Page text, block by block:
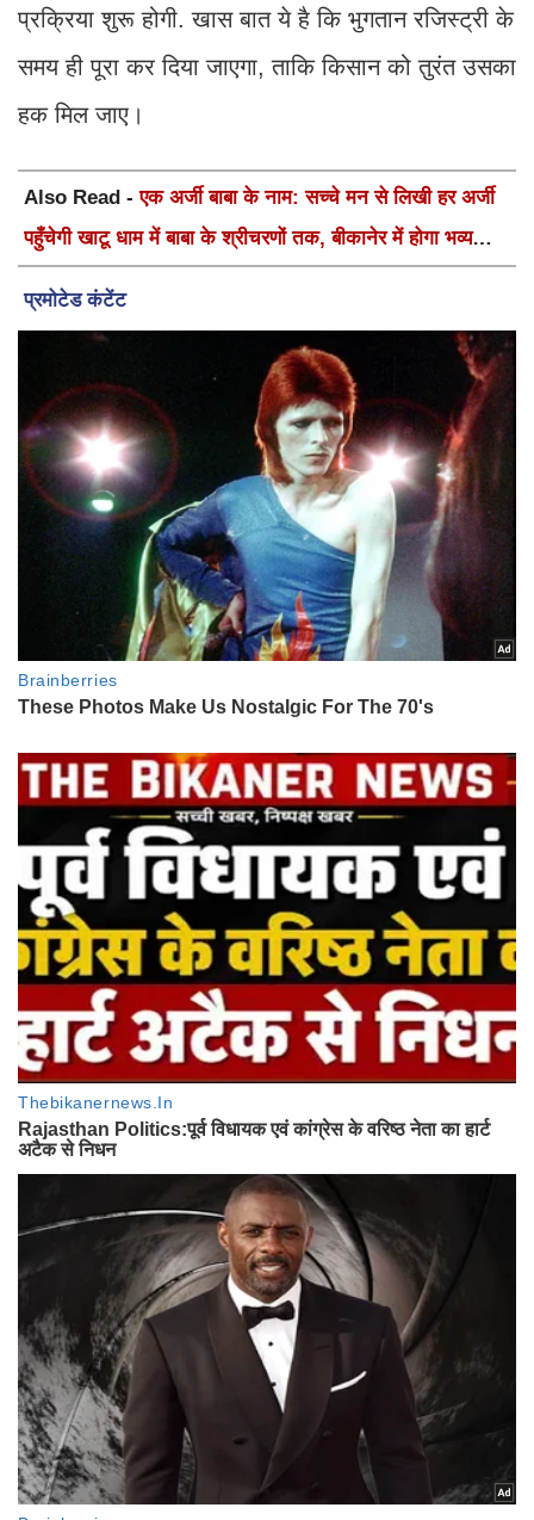
प्रक्रिया शुरू होगी. खास बात ये है कि भुगतान रजिस्ट्री के
समय ही पूरा कर दिया जाएगा, ताकि किसान को तुरंत उसका
हक मिल जाए।
Also Read -एक अर्जी बाबा के नाम: सच्चे मन से लिखी हर अर्जी
पहुँचेगी खाटू धाम में बाबा के श्रीचरणों तक, बीकानेर में होगा भव्य